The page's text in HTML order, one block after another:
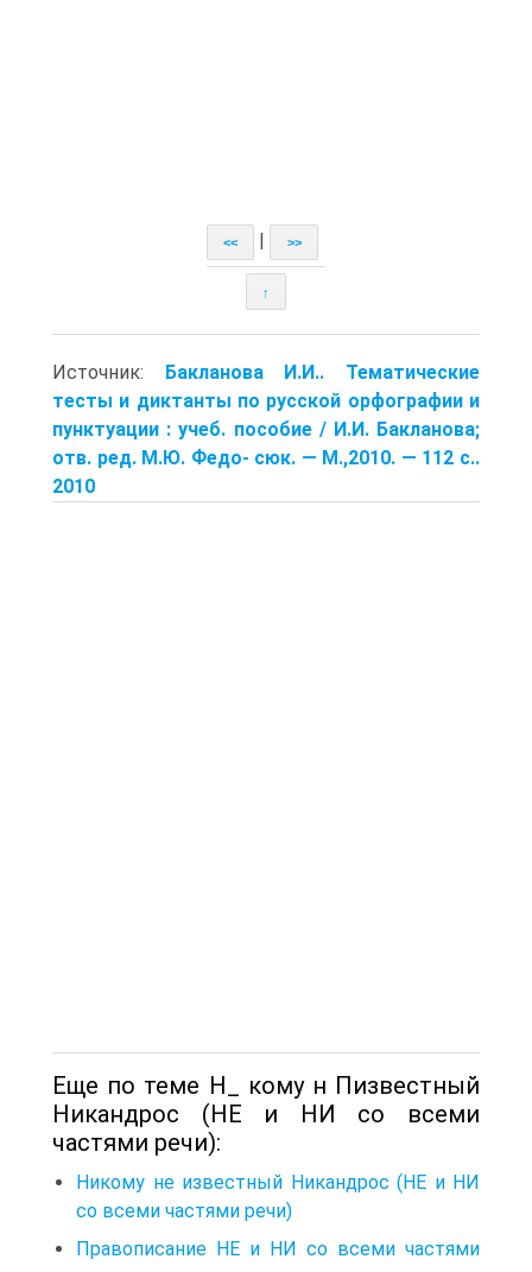
<< >>
↑
Источник: Бакланова И.И.. Тематические
тесты и диктанты по русской орфографии и
пунктуации : учеб. пособие / И.И. Бакланова;
отв. ред. М.Ю. Федо- сюк. — М.,2010. — 112 с..
2010
Еще по теме Н_ кому н Пизвестный
Никандрос (НЕ и НИ со всеми
частями речи):
Никому не известный Никандрос (НЕ и НИ
со всеми частями речи)
Правописание НЕ и НИ со всеми частями